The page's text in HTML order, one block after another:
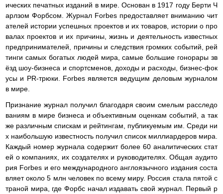
ических печатных изданий в мире. Основан в 1917 году Берти Ч
арлзом Форбсом. Журнал Forbes предоставляет вниманию чит
ателей истории успешных проектов и их товаров, истории о про
валах проектов и их причины, жизнь и деятельность известных
предпринимателей, причины и следствия громких событий, рей
тинги самых богатых людей мира, самые большие гонорары зв
ёзд шоу-бизнеса и спортсменов, доходы и расходы, бизнес-фок
усы и PR-трюки. Forbes является ведущим деловым журналом
в мире.
Признание журнал получил благодаря своим смелым расследо
ваниям в мире бизнеса и объективным оценкам событий, а так
же различным спискам и рейтингам, публикуемым им. Среди ни
х наибольшую известность получил список миллиардеров мира.
Каждый номер журнала содержит более 60 аналитических стат
ей о компаниях, их создателях и руководителях. Общая аудито
рия Forbes и его международного англоязычного издания соста
вляет около 5 млн человек по всему миру. Россия стала пятой с
траной мира, где Форбс начал издавать свой журнал. Первый р